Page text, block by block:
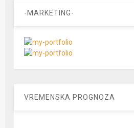
-MARKETING-
VREMENSKA PROGNOZA